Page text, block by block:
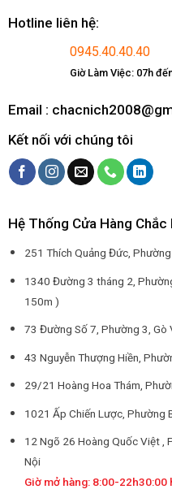
Hotline liên hệ:
0945.40.40.40
Giờ Làm Việc: 07h
Email :
Kết nối với chúng tôi
Hệ Thống Cửa Hàng Chắc
251 Thích Quảng Đức, Phường
1340 Đường 3 tháng 2,
150m )
73 Đường Số 7, Phường 3, Gò
43 Nguyễn Thượng Hiền,
29/21 Hoàng Hoa Thám,
1021 Ấp Chiến Lược, Phường
12 Ngõ 26 Hoàng Quốc Việt ,
Nội
Giờ mở hàng: 8:00-22h30:00